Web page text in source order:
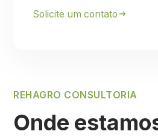
Solicite um contato
REHAGRO CONSULTORIA
Onde